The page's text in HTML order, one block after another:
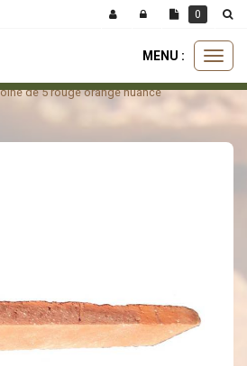
menu
MENU :
de 5 rouge orange nuancé
0